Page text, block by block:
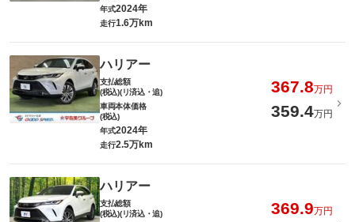
年式2024年
走行1.6万km
ハリアー
支払総額
(税込)(リ済込・追)
367.8万円
車両本体価格
(税込)
359.4万円
年式2024年
走行2.5万km
ハリアー
支払総額
(税込)(リ済込・追)
369.9万円